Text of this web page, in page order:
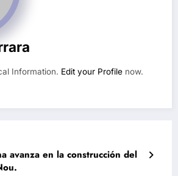
Information. Edit your Profile now.
avanza en la construcción del